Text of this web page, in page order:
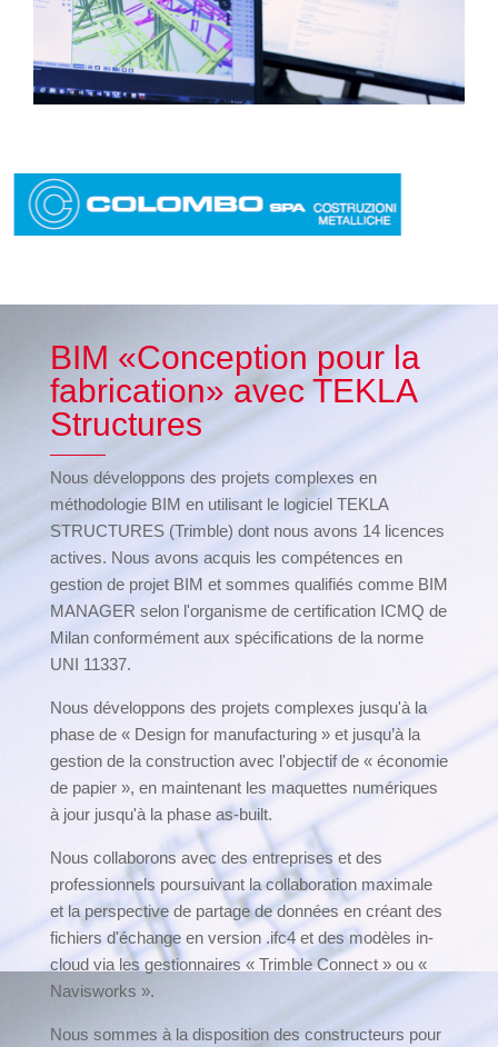
BIM «Conception pour la
fabrication» avec TEKLA
Structures
Nous développons des projets complexes en
méthodologie BIM en utilisant le logiciel TEKLA
STRUCTURES (Trimble) dont nous avons 14 licences
actives. Nous avons acquis les compétences en
gestion de projet BIM et sommes qualifiés comme BIM
MANAGER selon l'organisme de certification ICMQ de
Milan conformément aux spécifications de la norme
UNI 11337.
Nous développons des projets complexes jusqu'à la
phase de « Design for manufacturing » et jusqu’à la
gestion de la construction avec l'objectif de « économie
de papier », en maintenant les maquettes numériques
à jour jusqu'à la phase as-built.
Nous collaborons avec des entreprises et des
professionnels poursuivant la collaboration maximale
et la perspective de partage de données en créant des
fichiers d'échange en version .ifc4 et des modèles in-
cloud via les gestionnaires « Trimble Connect » ou «
Navisworks ».
Nous sommes à la disposition des constructeurs pour